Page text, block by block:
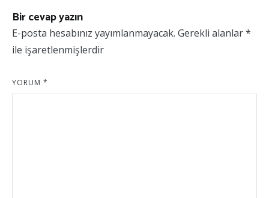
Bir cevap yazın
E-posta hesabınız yayımlanmayacak. Gerekli alanlar*
ile işaretlenmişlerdir
YORUM *